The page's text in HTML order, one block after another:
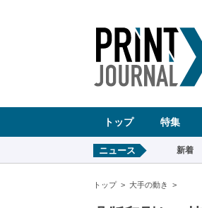
ア
ゲ
ン
トップ 特集
ニュース 新着
トップ 大手の動き